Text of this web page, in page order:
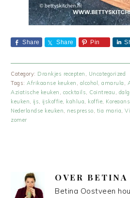
Share Share Pin
Category: Drankjes recepten , Uncategorized
Tags:Afrikaanse keuken , alcohol ,amarula ,
Aziatische keuken , cocktails, Cointreau ,
keuken, ijs, ijskoffie, kahlua, koffie,
Nederlandse keuken, nespresso, tia maria,
zomer
OVERBETINA
Betina Oostveen